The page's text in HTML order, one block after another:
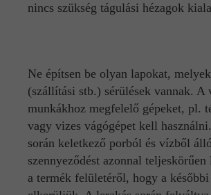
nincs szükség tágulási hézagok
Ne építsen be olyan lapokat,
(szállítási stb.) sérülések vannak. A
munkákhoz megfelelő gépeket, pl.
vagy vizes vágógépet kell
során keletkező porból és vízből álló
szennyeződést azonnal
a termék felületéről, hogy a